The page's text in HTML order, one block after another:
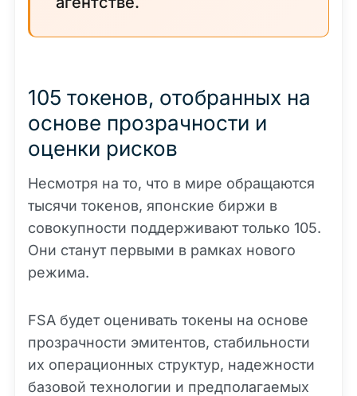
105 токенов, отобранных на
основе прозрачности и
оценки рисков
Несмотря на то, что в мире обращаются
тысячи токенов, японские биржи в
совокупности поддерживают только 105.
Они станут первыми в рамках нового
режима.
FSA будет оценивать токены на основе
прозрачности эмитентов, стабильности
их операционных структур, надежности
базовой технологии и предполагаемых